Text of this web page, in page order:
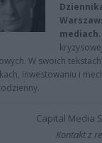
mediach.
W swoich
inwestowaniu i
Capital Media
Kontakt z